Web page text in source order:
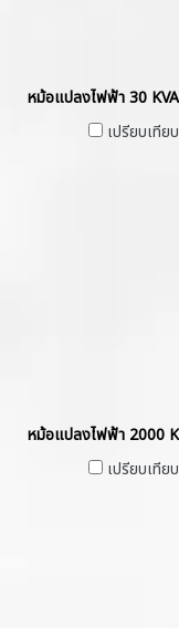
หม้อแปลงไฟฟ้า 30
เปรียบเทียบ
หม้อแปลงไฟฟ้า 2000
เปรียบเทียบ